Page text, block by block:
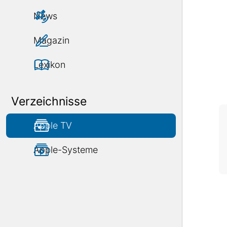
News
Magazin
Lexikon
Verzeichnisse
Apple TV
Apple-Systeme